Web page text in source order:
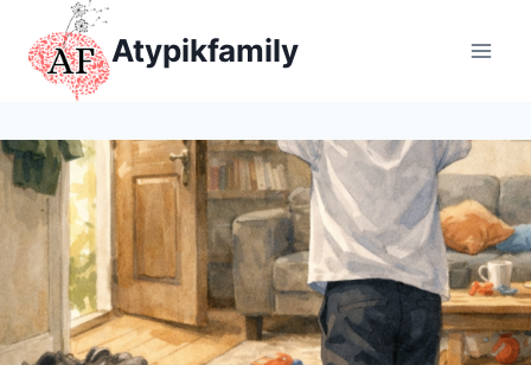
contenu
Atypikfamily